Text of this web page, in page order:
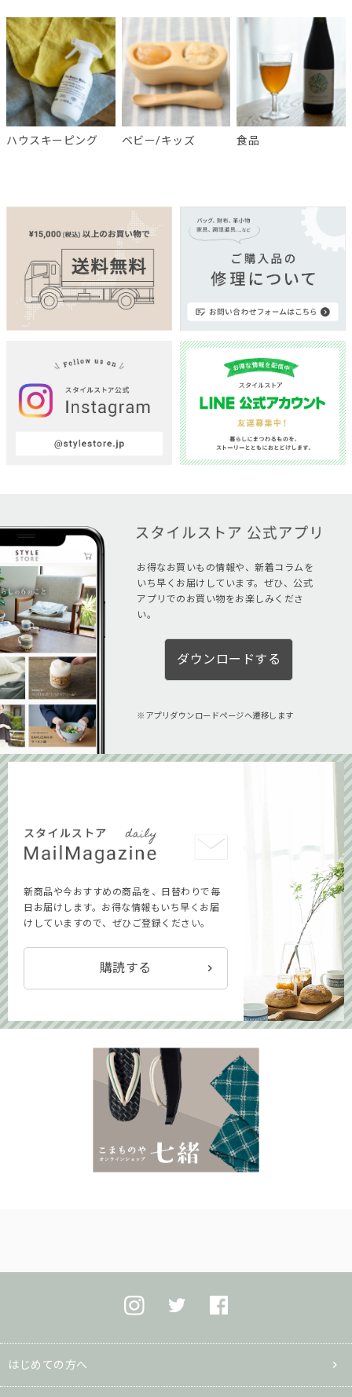
ハウスキーピング ベビー/キッズ 食品
お得なお買いもの情報や、新着コラムを
いち早くお届けしています。ぜひ、公式
アプリでのお買い物をお楽しみくださ
い。
ダウンロードする
アプリダウンロードページへ遷移します
新商品や今おすすめの商品を、日替わりで毎
日お届けします。お得な情報もいち早くお届
けしていますので、ぜひご登録ください。
購読する
はじめての方へ